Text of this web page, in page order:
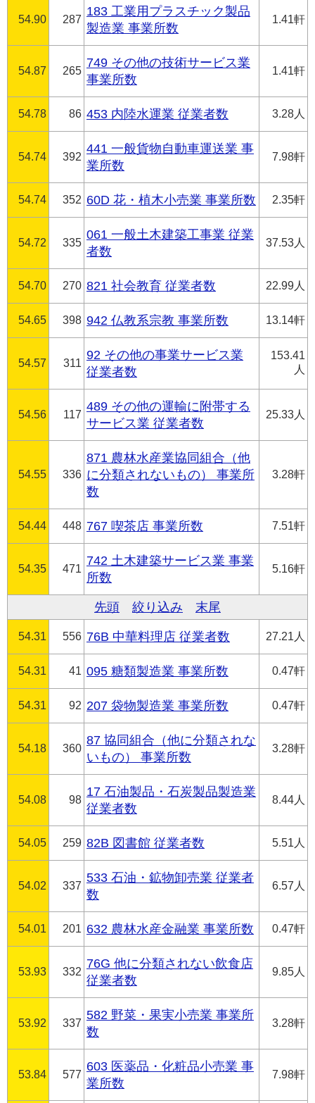
54.90 287
183 工業用プラスチック製品
製造業 事業所数
1.41軒
54.87 265
749 その他の技術サービス業
事業所数
1.41軒
54.78 86 453 内陸水運業 従業者数 3.28人
54.74 392
441 一般貨物自動車運送業 事
業所数
7.98軒
54.74 352 60D 花・植木小売業 事業所数 2.35軒
54.72 335
061 一般土木建築工事業 従業
者数
37.53人
54.70 270 821 社会教育 従業者数 22.99人
54.65 398 942 仏教系宗教 事業所数 13.14軒
54.57 311
92 その他の事業サービス業
従業者数
153.41
人
54.56 117
489 その他の運輸に附帯する
サービス業 従業者数
25.33人
54.55 336
871 農林水産業協同組合（他
に分類されないもの） 事業所
数
3.28軒
54.44 448 767 喫茶店 事業所数 7.51軒
54.35 471
742 土木建築サービス業 事業
所数
5.16軒
先頭 絞り込み 末尾
54.31 556 76B 中華料理店 従業者数 27.21人
54.31 41 095 糖類製造業 事業所数 0.47軒
54.31 92 207 袋物製造業 事業所数 0.47軒
54.18 360
87 協同組合（他に分類されな
いもの） 事業所数
3.28軒
54.08 98
17 石油製品・石炭製品製造業
従業者数
8.44人
54.05 259 82B 図書館 従業者数 5.51人
54.02 337
533 石油・鉱物卸売業 従業者
数
6.57人
54.01 201 632 農林水産金融業 事業所数 0.47軒
53.93 332
76G 他に分類されない飲食店
従業者数
9.85人
53.92 337
582 野菜・果実小売業 事業所
数
3.28軒
53.84 577
603 医薬品・化粧品小売業 事
業所数
7.98軒